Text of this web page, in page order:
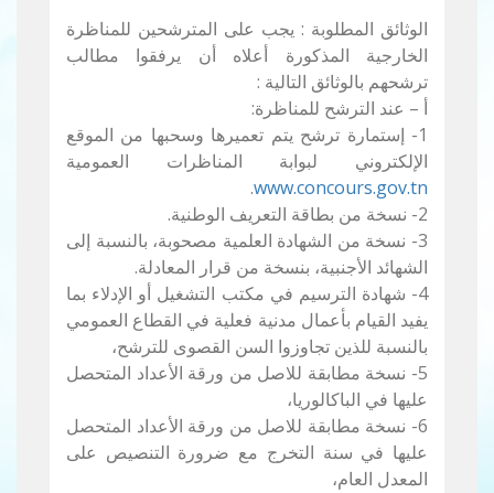
الوثائق المطلوبة : يجب على المترشحين للمناظرة
الخارجية المذكورة أعلاه أن يرفقوا مطالب
ترشحهم بالوثائق التالية :
أ – عند الترشح للمناظرة:
1- إستمارة ترشح يتم تعميرها وسحبها من الموقع
الإلكتروني لبوابة المناظرات العمومية
www.concours.gov.tn
.
2- نسخة من بطاقة التعريف الوطنية.
3- نسخة من الشهادة العلمية مصحوبة، بالنسبة إلى
الشهائد الأجنبية، بنسخة من قرار المعادلة.
4- شهادة الترسيم في مكتب التشغيل أو الإدلاء بما
يفيد القيام بأعمال مدنية فعلية في القطاع العمومي
بالنسبة للذين تجاوزوا السن القصوى للترشح،
5- نسخة مطابقة للاصل من ورقة الأعداد المتحصل
عليها في الباكالوريا،
6- نسخة مطابقة للاصل من ورقة الأعداد المتحصل
عليها في سنة التخرج مع ضرورة التنصيص على
المعدل العام،